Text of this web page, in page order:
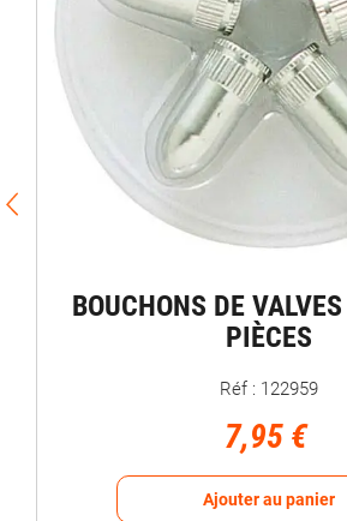
BOUCHONS DE
PIÈCES
Réf : 122959
7,95 €
Ajouter au panier